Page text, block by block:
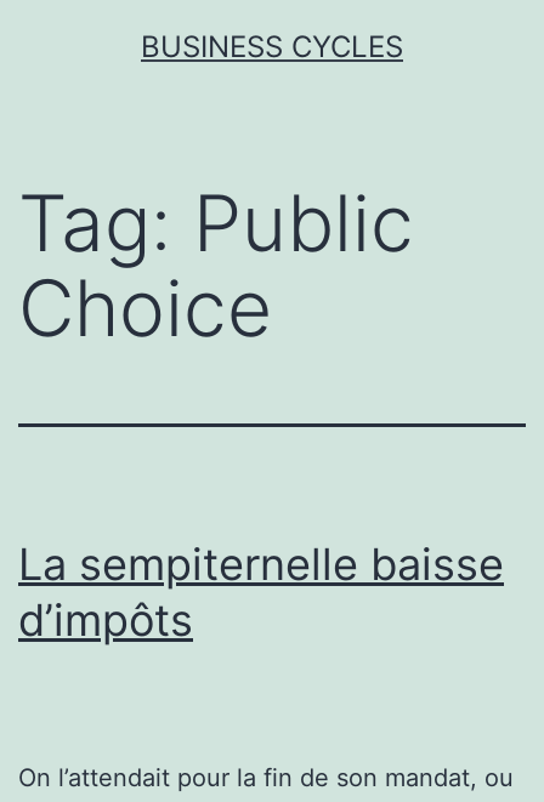
BUSINESS CYCLES
Tag: Public
Choice
La sempiternelle baisse
d’impôts
On l’attendait pour la fin de son mandat, ou